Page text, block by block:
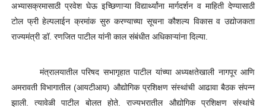
अभ्यासक्रमासाठी प्रवेश घेऊ इच्छिणाऱ्या विद्यार्थ्यांना मार्गदर्शन व माहिती देण्यासाठी
टोल फ्री हेल्पलाईन क्रमांक सुरु करण्याच्या सूचना कौशल्य विकास व उद्योजकता
राज्यमंत्री डॉ. रणजित पाटील यांनी काल संबंधीत अधिकाऱ्यांना दिल्या.
मंत्रालयातील परिषद सभागृहात पाटील यांच्या अध्यक्षतेखाली नागपूर आणि
अमरावती विभागातील (आयटीआय) औद्योगिक प्रशिक्षण संस्थांची आढावा बैठक संपन्न
झाली. त्यावेळी पाटील बोलत होते. राज्यभरातील औद्योगिक प्रशिक्षण संस्थांचे